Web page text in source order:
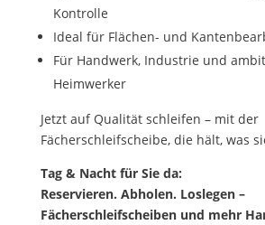
Kontrolle
Ideal für Flächen- und
Für Handwerk, Industrie und
Heimwerker
Jetzt auf Qualität schleifen – mit der
Fächerschleifscheibe, die hält, was
Tag & Nacht für Sie da:
Reservieren. Abholen. Loslegen –
Fächerschleifscheiben und mehr